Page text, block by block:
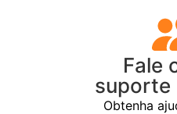
Fale
suporte
Obtenha